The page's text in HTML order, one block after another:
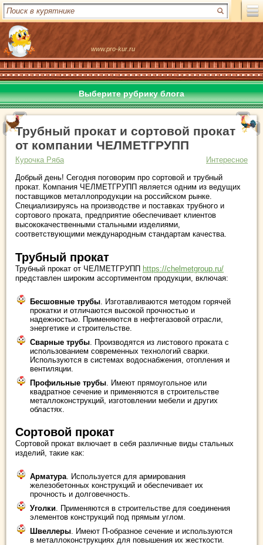
www.pro-kur.ru
Выберите рубрику блога
Трубный прокат и сортовой прокат
от компании ЧЕЛМЕТГРУПП
Курочка Ряба
Интересное
Добрый день! Сегодня поговорим про сортовой и трубный
прокат. Компания ЧЕЛМЕТГРУПП является одним из ведущих
поставщиков металлопродукции на российском рынке.
Специализируясь на производстве и поставках трубного и
сортового проката, предприятие обеспечивает клиентов
высококачественными стальными изделиями,
соответствующими международным стандартам качества.
Трубный прокат
Трубный прокат от ЧЕЛМЕТГРУПП https://chelmetgroup.ru/
представлен широким ассортиментом продукции, включая:
Бесшовные трубы. Изготавливаются методом горячей
прокатки и отличаются высокой прочностью и
надежностью. Применяются в нефтегазовой отрасли,
энергетике и строительстве.
Сварные трубы. Производятся из листового проката с
использованием современных технологий сварки.
Используются в системах водоснабжения, отопления и
вентиляции.
Профильные трубы. Имеют прямоугольное или
квадратное сечение и применяются в строительстве
металлоконструкций, изготовлении мебели и других
областях.
Сортовой прокат
Сортовой прокат включает в себя различные виды стальных
изделий, такие как:
Арматура. Используется для армирования
железобетонных конструкций и обеспечивает их
прочность и долговечность.
Уголки. Применяются в строительстве для соединения
элементов конструкций под прямым углом.
Швеллеры. Имеют П-образное сечение и используются
в металлоконструкциях для повышения их жесткости.